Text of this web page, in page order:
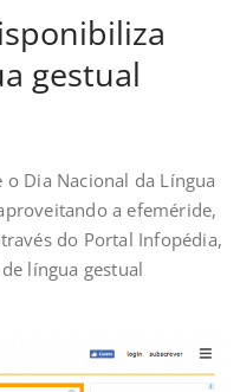
gestual
Dia Nacional da Língua
a efeméride,
do Portal Infopédia,
língua gestual